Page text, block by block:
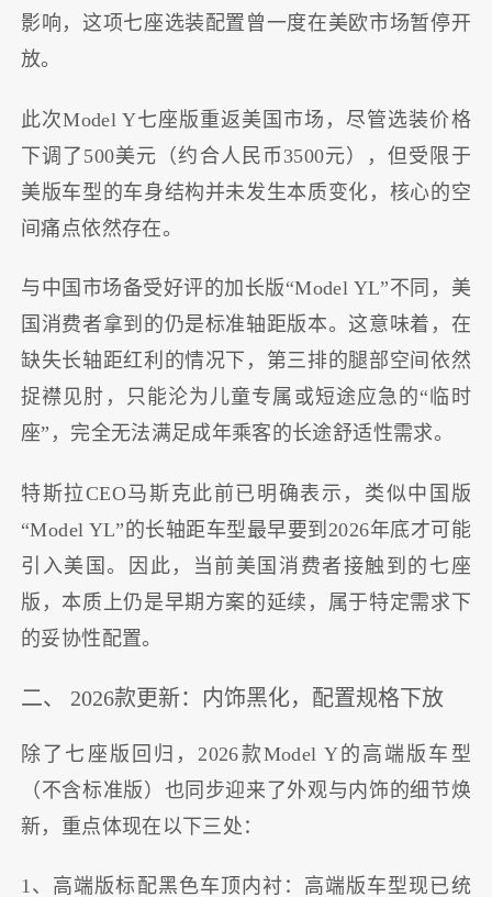
影响，这项七座选装配置曾一度在美欧市场暂停开
放。
此次Model Y七座版重返美国市场，尽管选装价格
下调了500美元（约合人民币3500元），但受限于
美版车型的车身结构并未发生本质变化，核心的空
间痛点依然存在。
与中国市场备受好评的加长版“Model YL”不同，美
国消费者拿到的仍是标准轴距版本。这意味着，在
缺失长轴距红利的情况下，第三排的腿部空间依然
捉襟见肘，只能沦为儿童专属或短途应急的“临时
座”，完全无法满足成年乘客的长途舒适性需求。
特斯拉CEO马斯克此前已明确表示，类似中国版
“Model YL”的长轴距车型最早要到2026年底才可能
引入美国。因此，当前美国消费者接触到的七座
版，本质上仍是早期方案的延续，属于特定需求下
的妥协性配置。
二、 2026款更新：内饰黑化，配置规格下放
除了七座版回归，2026款Model Y的高端版车型
（不含标准版）也同步迎来了外观与内饰的细节焕
新，重点体现在以下三处：
1、高端版标配黑色车顶内衬：高端版车型现已统